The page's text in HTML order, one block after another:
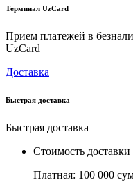
Терминал UzCard
Прием платежей в
UzCard
Доставка
Быстрая доставка
Быстрая доставка
Стоимость доставки
Платная: 100 000